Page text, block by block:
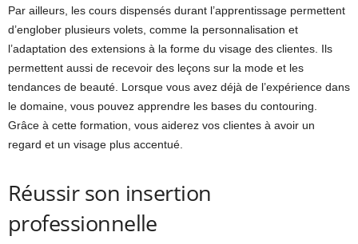
Par ailleurs, les cours dispensés durant l’apprentissage permettent
d’englober plusieurs volets, comme la personnalisation et
l’adaptation des extensions à la forme du visage des clientes. Ils
permettent aussi de recevoir des leçons sur la mode et les
tendances de beauté. Lorsque vous avez déjà de l’expérience dans
le domaine, vous pouvez apprendre les bases du contouring.
Grâce à cette formation, vous aiderez vos clientes à avoir un
regard et un visage plus accentué.
Réussir son insertion
professionnelle